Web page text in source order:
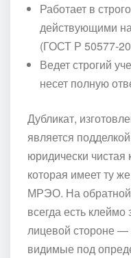
Работает в
действующими
(ГОСТ Р 50577-
Ведет строгий
несет полную
Дубликат,
является
юридически
которая имеет ту
МРЭО. На обратной
всегда есть клеймо
лицевой стороне
видимые под